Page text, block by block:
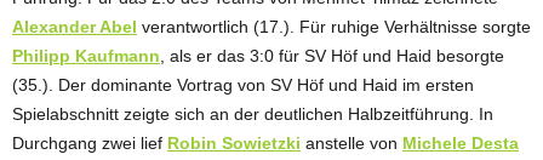
Alexander Abel verantwortlich (17.). Für ruhige Verhältnisse sorgte
Philipp Kaufmann , als er das 3:0 für SV Höf und Haid besorgte
(35.). Der dominante Vortrag von SV Höf und Haid im ersten
Spielabschnitt zeigte sich an der deutlichen Halbzeitführung. In
Durchgang zwei lief Robin Sowietzki anstelle von Michele Desta